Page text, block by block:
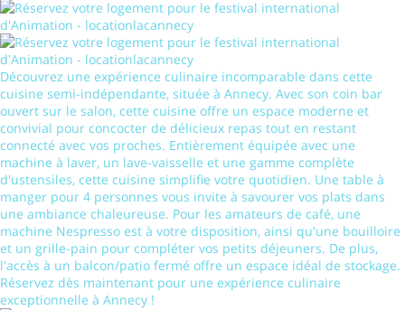
Découvrez une expérience culinaire incomparable dans cette
cuisine semi-indépendante, située à Annecy. Avec son coin bar
ouvert sur le salon, cette cuisine offre un espace moderne et
convivial pour concocter de délicieux repas tout en restant
connecté avec vos proches. Entièrement équipée avec une
machine à laver, un lave-vaisselle et une gamme complète
d'ustensiles, cette cuisine simplifie votre quotidien. Une table à
manger pour 4 personnes vous invite à savourer vos plats dans
une ambiance chaleureuse. Pour les amateurs de café, une
machine Nespresso est à votre disposition, ainsi qu'une bouilloire
et un grille-pain pour compléter vos petits déjeuners. De plus,
l'accès à un balcon/patio fermé offre un espace idéal de stockage.
Réservez dès maintenant pour une expérience culinaire
exceptionnelle à Annecy !